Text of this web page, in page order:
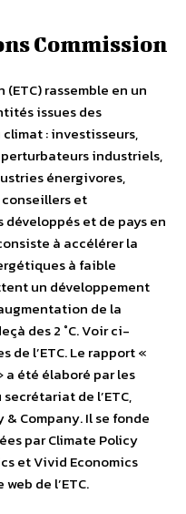
Commission
(ETC) rassemble en un
issues des
: investisseurs,
industriels,
énergivores,
et
et de pays en
à accélérer la
à faible
un développement
de la
des 2 ˚C. Voir ci-
de l’ETC. Le rapport «
a été élaboré par les
de l’ETC,
& Company. Il se fonde
par Climate Policy
et Vivid Economics
de l’ETC.